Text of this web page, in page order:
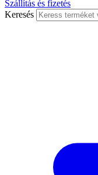
Szállítás és fizetés
Keresés